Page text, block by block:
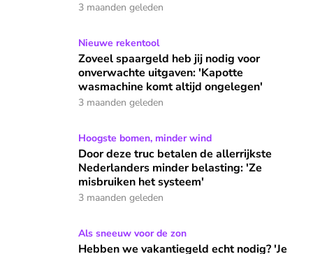
3 maanden geleden
Zoveel spaargeld heb jij nodig voor onverwachte
Nieuwe rekentool
Zoveel spaargeld heb jij nodig voor
onverwachte uitgaven: 'Kapotte
wasmachine komt altijd ongelegen'
3 maanden geleden
Door deze truc betalen de allerrijkste Nederlanders
Hoogste bomen, minder wind
Door deze truc betalen de allerrijkste
Nederlanders minder belasting: 'Ze
misbruiken het systeem'
3 maanden geleden
Hebben we vakantiegeld echt nodig? 'Je hebt er recht op'
Als sneeuw voor de zon
Hebben we vakantiegeld echt nodig? 'Je